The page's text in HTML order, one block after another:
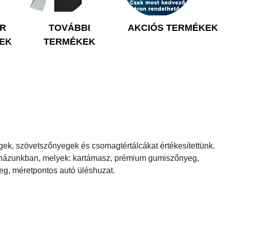
TOVÁBBI
TERMÉKEK
AKCIÓS TERMÉKEK
szövetszőnyegek és csomagtértálcákat értékesítettünk.
melyek: kartámasz, prémium gumiszőnyeg,
méretpontos autó üléshuzat.